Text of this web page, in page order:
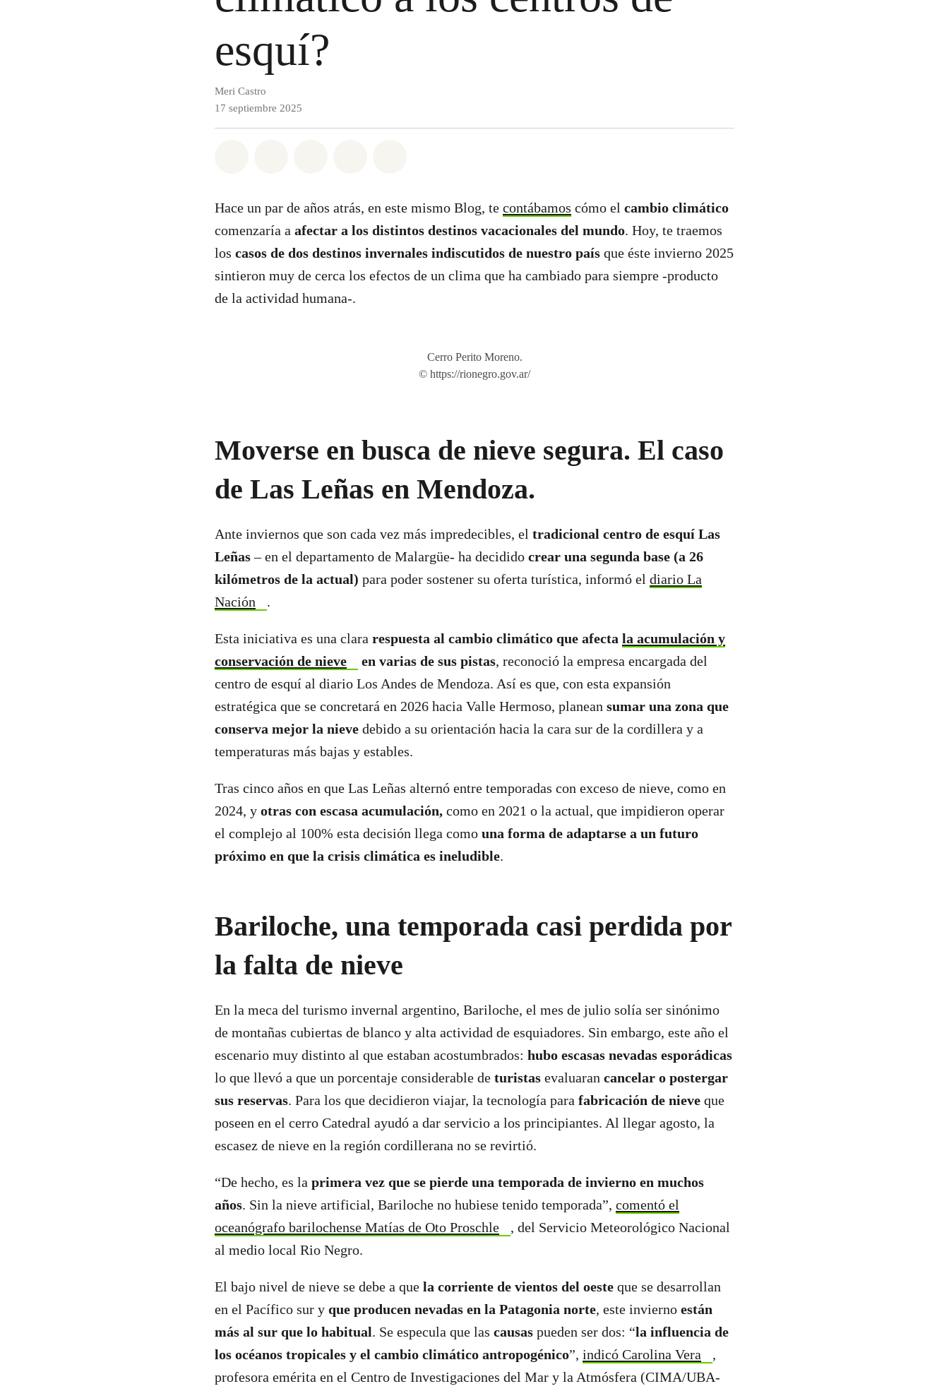
esquí?
Meri Castro
17 septiembre 2025
Hace un par de años atrás, en este mismo Blog, te contábamos cómo el cambio climático
comenzaría a afectar a los distintos destinos vacacionales del mundo. Hoy, te traemos
los casos de dos destinos invernales indiscutidos de nuestro país que éste invierno 2025
sintieron muy de cerca los efectos de un clima que ha cambiado para siempre -producto
de la actividad humana-.
Cerro Perito Moreno.
© https://rionegro.gov.ar/
Moverse en busca de nieve segura. El caso
de Las Leñas en Mendoza.
Ante inviernos que son cada vez más impredecibles, el tradicional centro de esquí Las
Leñas– en el departamento de Malargüe- ha decidido crear una segunda base (a 26
kilómetros de la actual) para poder sostener su oferta turística, informó el diario La
Nación
.
Esta iniciativa es una clara respuesta al cambio climático que afecta la acumulación y
conservación de nieve
en varias de sus pistas, reconoció la empresa encargada del
centro de esquí al diario Los Andes de Mendoza. Así es que, con esta expansión
estratégica que se concretará en 2026 hacia Valle Hermoso, planean sumar una zona que
conserva mejor la nieve debido a su orientación hacia la cara sur de la cordillera y a
temperaturas más bajas y estables.
Tras cinco años en que Las Leñas alternó entre temporadas con exceso de nieve, como en
2024, y otras con escasa acumulación, como en 2021 o la actual, que impidieron operar
el complejo al 100% esta decisión llega como una forma de adaptarse a un futuro
próximo en que la crisis climática es ineludible.
Bariloche, una temporada casi perdida por
la falta de nieve
En la meca del turismo invernal argentino, Bariloche, el mes de julio solía ser sinónimo
de montañas cubiertas de blanco y alta actividad de esquiadores. Sin embargo, este año el
escenario muy distinto al que estaban acostumbrados: hubo escasas nevadas esporádicas
lo que llevó a que un porcentaje considerable de turistas evaluaran cancelar o postergar
sus reservas. Para los que decidieron viajar, la tecnología para fabricación de nieve que
poseen en el cerro Catedral ayudó a dar servicio a los principiantes. Al llegar agosto, la
escasez de nieve en la región cordillerana no se revirtió.
“De hecho, es la primera vez que se pierde una temporada de invierno en muchos
años. Sin la nieve artificial, Bariloche no hubiese tenido temporada”, comentó el
oceanógrafo barilochense Matías de Oto Proschle
, del Servicio Meteorológico Nacional
al medio local Rio Negro.
El bajo nivel de nieve se debe a que la corriente de vientos del oeste que se desarrollan
en el Pacífico sur y que producen nevadas en la Patagonia norte, este invierno están
más al sur que lo habitual. Se especula que las causas pueden ser dos: “la influencia de
los océanos tropicales y el cambio climático antropogénico”, indicó Carolina Vera
,
profesora emérita en el Centro de Investigaciones del Mar y la Atmósfera (CIMA/UBA-